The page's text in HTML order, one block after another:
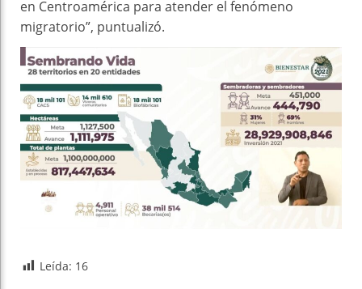
en Centroamérica para atender el fenómeno
migratorio”, puntualizó.
Leída: 16